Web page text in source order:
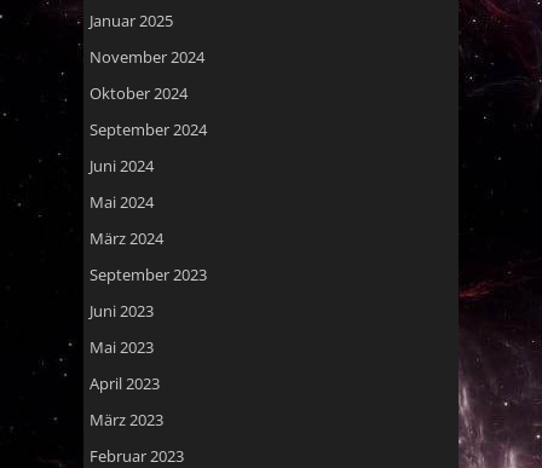
Januar 2025
November 2024
Oktober 2024
September 2024
Juni 2024
Mai 2024
März 2024
September 2023
Juni 2023
Mai 2023
April 2023
März 2023
Februar 2023